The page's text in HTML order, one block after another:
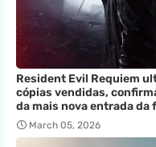
Resident Evil Requiem
cópias vendidas,
da mais nova entrada
March 05, 2026